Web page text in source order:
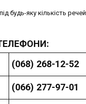
будь-яку кількість
(068) 268-12-52
(066) 277-97-01